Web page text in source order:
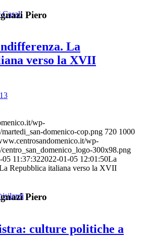
Casali Piero
La
verso la XVII
wp-
domenico-cop.png 720 1000
wp-
300x98.png
05 11:37:322022-01-05 12:01:50La
Repubblica italiana verso la XVII
Piero
culture politiche a